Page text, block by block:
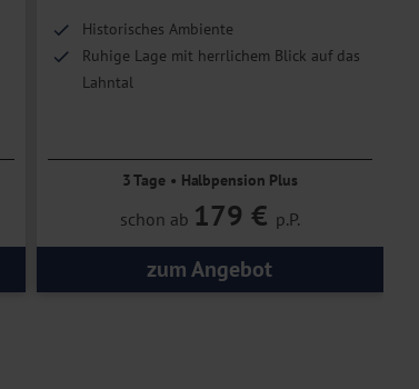
Historisches Ambiente
Ruhige Lage mit herrlichem Blick auf das
Lahntal
3 Tage • Halbpension Plus
schon ab 179 € p.P.
zum Angebot